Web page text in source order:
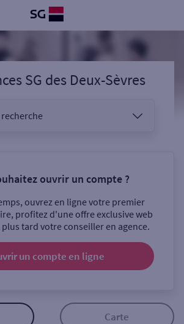
SG des Deux-Sèvres
votre recherche
le samedi
ouvrir un compte ?
ouvrez en ligne votre premier
profitez d'une offre exclusive web
tard votre conseiller en agence.
un compte en ligne
Carte